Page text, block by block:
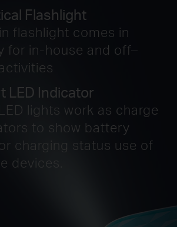
Flashlight
flashlight comes in
for in-house and off–
LED Indicator
lights work as charge
to show battery
charging status use of
devices.